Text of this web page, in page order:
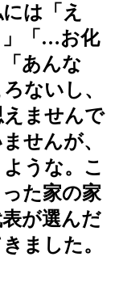
は「え
」「…お化
あんな
ないし、
ませんで
せんが、
うな。こ
た家の家
が選んだ
ました。